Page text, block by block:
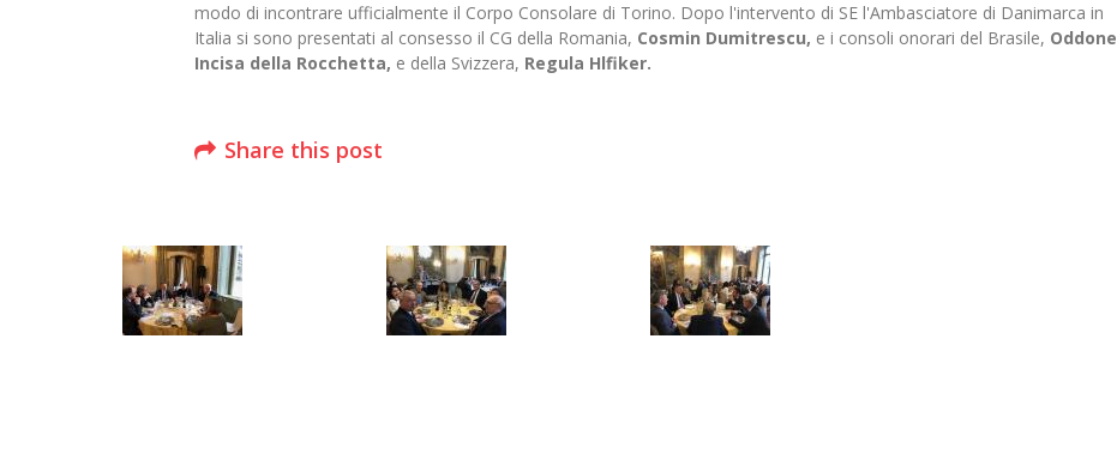
modo di incontrare ufficialmente il Corpo Consolare di Torino. Dopo l'intervento di SE l'Ambasciatore di Danimarca in
Italia si sono presentati al consesso il CG della Romania, Cosmin Dumitrescu, e i consoli onorari del Brasile, Oddone
Incisa della Rocchetta, e della Svizzera, Regula Hlfiker.
Share this post